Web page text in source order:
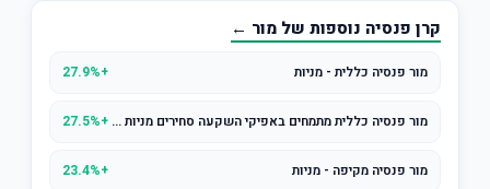
קרן פנסיה נוספות של מור ←
מור פנסיה כללית - מניות +27.9%
מור פנסיה כללית מתמחים באפיקי השקעה סחירים מניות סחיר +27.5%
מור פנסיה מקיפה - מניות +23.4%